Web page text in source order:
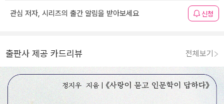
관심 저자, 시리즈의 출간 알림을 받아보세요 신청
출판사 제공 카드리뷰 전체보기